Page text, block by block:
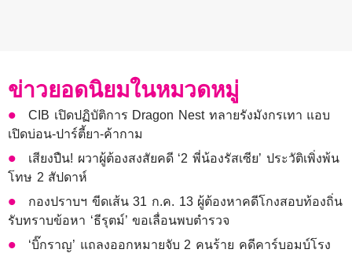
ข่าวยอดนิยมในหมวดหมู่
CIB เปิดปฏิบัติการ Dragon Nest ทลายรังมังกรเทา แอบ
เปิดบ่อน-ปาร์ตี้ยา-ค้ากาม
เสียงปืน! ผวาผู้ต้องสงสัยคดี ‘2 พี่น้องรัสเซีย’ ประวัติเพิ่งพ้น
โทษ 2 สัปดาห์
กองปราบฯ ขีดเส้น 31 ก.ค. 13 ผู้ต้องหาคดีโกงสอบท้องถิ่น
รับทราบข้อหา ‘ธีรุตม์’ ขอเลื่อนพบตำรวจ
‘บิ๊กราญ’ แถลงออกหมายจับ 2 คนร้าย คดีคาร์บอมบ์โรง